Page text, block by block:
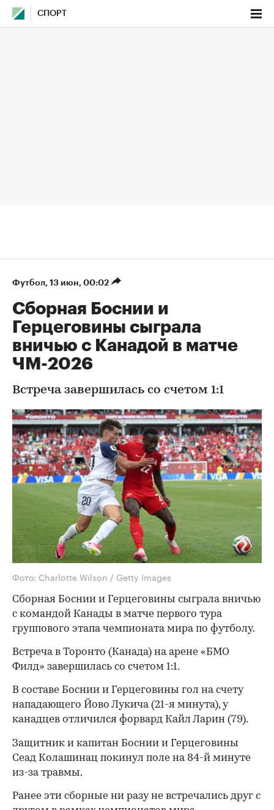
СПОРТ
Футбол⁠, 13 июн, 00:02
Сборная Боснии и
Герцеговины сыграла
вничью с Канадой в матче
ЧМ-2026
Встреча завершилась со счетом 1:1
Фото: Charlotte Wilson / Getty Images
Сборная Боснии и Герцеговины сыграла вничью
с командой Канады в матче первого тура
группового этапа чемпионата мира по футболу.
Встреча в Торонто (Канада) на арене «БМО
Филд» завершилась со счетом 1:1.
В составе Боснии и Герцеговины гол на счету
нападающего Йово Лукича (21-я минута), у
канадцев отличился форвард Кайл Ларин (79).
Защитник и капитан Боснии и Герцеговины
Сеад Колашинац покинул поле на 84-й минуте
из-за травмы.
Ранее эти сборные ни разу не встречались друг с